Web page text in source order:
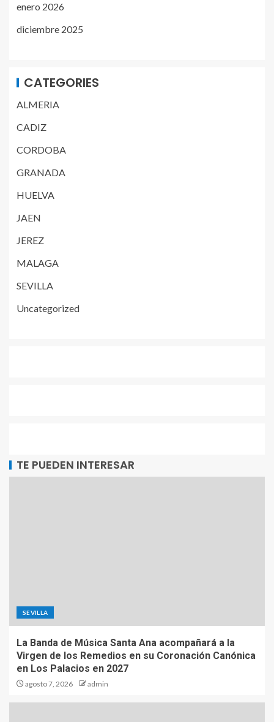
enero 2026
diciembre 2025
CATEGORIES
ALMERIA
CADIZ
CORDOBA
GRANADA
HUELVA
JAEN
JEREZ
MALAGA
SEVILLA
Uncategorized
TE PUEDEN INTERESAR
SEVILLA
La Banda de Música Santa Ana acompañará a la
Virgen de los Remedios en su Coronación Canónica
en Los Palacios en 2027
agosto 7, 2026 admin